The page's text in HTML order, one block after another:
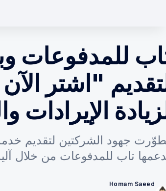
للمدفوعات
"اشتر
الإيرادات
جهود الشركتين لتقديم
تاب للمدفوعات من خلال
Homam Saeed